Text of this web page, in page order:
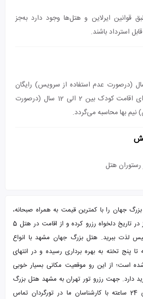
قوانین ایرلاین و هتل‌ها وجود دارد به‌جز
استرداد باشند.
کودک زیر 2 سال (درصورت عدم استفاده از سرویس) رایگان
می‌باشد و بازه سنی برای اقامت کودک بین 2 الی 12 سال (درصورت
بها محاسبه می‌گردد.
هتل
جهان را با کمترین قیمت به همراه صبحانه،
ترانسفر فرودگاهی و پرواز در تاریخ دلخواه رزرو کرده و از اقامت در هتل 5
لذت ببرید. هتل بزرگ جهان مشهد با انواع
پنج تخته به بهره برداری رسیده و در انتهای
4 واقع شده است؛ از این رو موقعیت مکانی بسیار خوبی
دارد. جهت رزرو تور تهران به مشهد هتل بزرگ
جهان به همراه پشتیبانی 24 ساعته با کارشناسان ما در تورگردان تماس